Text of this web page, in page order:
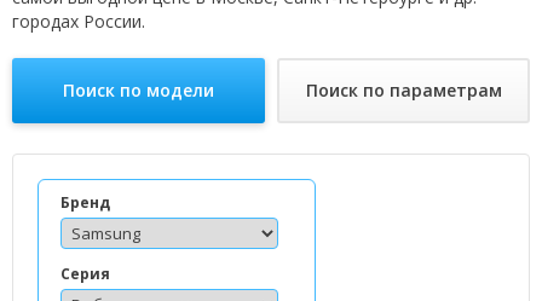
городах России.
Поиск по модели Поиск по параметрам
Бренд
Серия